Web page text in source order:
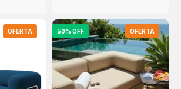
OFERTA 50% OFF OFERTA